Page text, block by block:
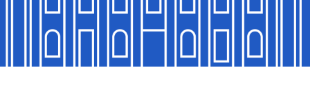
Erakutsi/Ezkutatu
Erakutsi/Ezkutatu
Erakutsi/Ezkutatu